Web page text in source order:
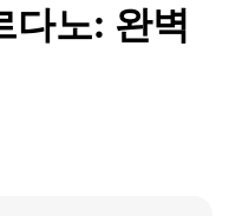
다노: 완벽